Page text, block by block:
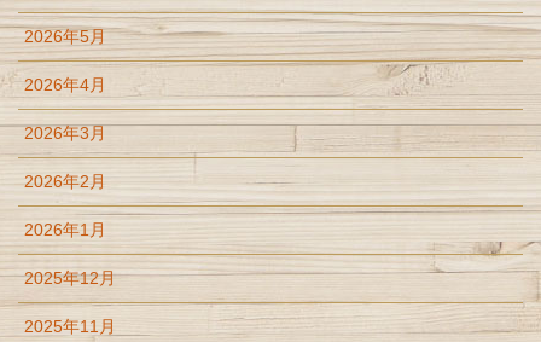
2026年5月
2026年4月
2026年3月
2026年2月
2026年1月
2025年12月
2025年11月